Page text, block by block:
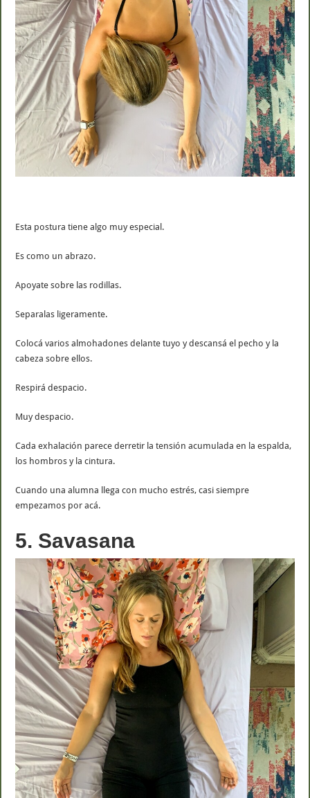
Esta postura tiene algo muy especial.
Es como un abrazo.
Apoyate sobre las rodillas.
Separalas ligeramente.
Colocá varios almohadones delante tuyo y descansá el pecho y la
cabeza sobre ellos.
Respirá despacio.
Muy despacio.
Cada exhalación parece derretir la tensión acumulada en la espalda,
los hombros y la cintura.
Cuando una alumna llega con mucho estrés, casi siempre
empezamos por acá.
5. Savasana